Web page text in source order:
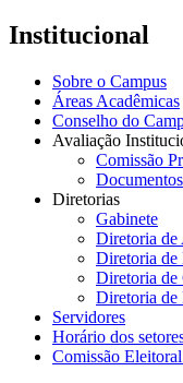
Institucional
Sobre o Campus
Áreas Acadêmicas
Conselho do
Avaliação
Comissão
Documentos
Diretorias
Gabinete
Diretoria de
Diretoria de
Diretoria de
Diretoria de
Servidores
Horário dos
Comissão